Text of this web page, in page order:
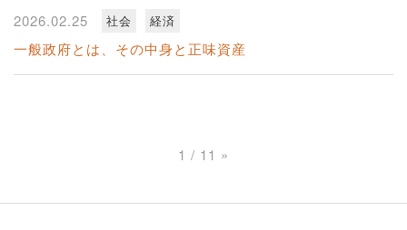
2026.02.25 社会 経済
一般政府とは、その中身と正味資産
1 / 11 »